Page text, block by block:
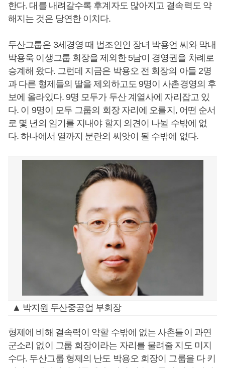
한다. 대를 내려갈수록 후계자도 많아지고 결속력도 약
해지는 것은 당연한 이치다.
두산그룹은 3세경영 때 법조인인 장녀 박용언 씨와 막내
박용욱 이생그룹 회장을 제외한 5남이 경영권을 차례로
승계해 왔다. 그런데 지금은 박용오 전 회장의 아들 2명
과 다른 형제들의 딸을 제외하고도 9명이 사촌경영의 후
보에 올라있다. 9명 모두가 두산 계열사에 자리잡고 있
다. 이 9명이 모두 그룹의 회장 자리에 오를지, 어떤 순서
로 몇 년의 임기를 지내야 할지 의견이 나뉠 수밖에 없
다. 하나에서 열까지 분란의 씨앗이 될 수밖에 없다.
▲ 박지원 두산중공업 부회장
형제에 비해 결속력이 약할 수밖에 없는 사촌들이 과연
군소리 없이 그룹 회장이라는 자리를 물려줄 지도 미지
수다. 두산그룹 형제의 난도 박용오 회장이 그룹을 다 키